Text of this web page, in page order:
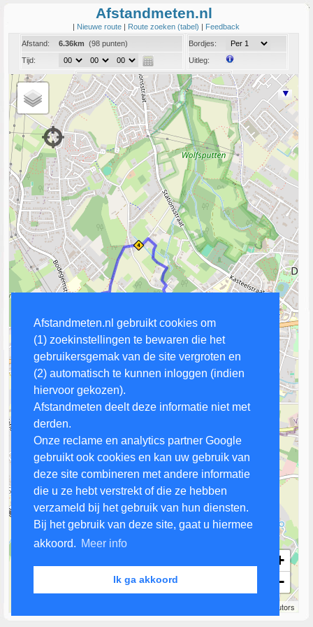
Afstandmeten.nl gebruikt cookies om
(1) zoekinstellingen te bewaren die het
gebruikersgemak van de site vergroten en
(2) automatisch te kunnen inloggen (indien
hiervoor gekozen).
Afstandmeten deelt deze informatie niet met
derden.
Onze reclame en analytics partner Google
gebruikt ook cookies en kan uw gebruik van
deze site combineren met andere informatie
die u ze hebt verstrekt of die ze hebben
verzameld bij het gebruik van hun diensten.
Bij het gebruik van deze site, gaat u hiermee
akkoord. Meer info
Ik ga akkoord
Afstandmeten.nl
| Nieuwe route | Route zoeken (tabel) | Feedback
Afstand:
6.36km (98 punten)
Tijd:
Bordjes:
Uitleg:
Coord:
Info:Link naar deze route
+
−
contributors